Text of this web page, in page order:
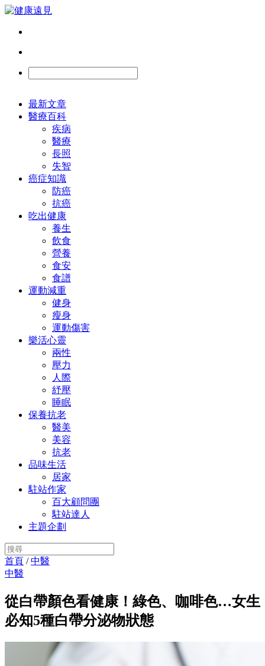
最新文章
醫療百科
疾病
醫療
長照
失智
癌症知識
防癌
抗癌
吃出健康
養生
飲食
營養
食安
食譜
運動減重
健身
瘦身
運動傷害
樂活心靈
兩性
壓力
人際
紓壓
睡眠
保養抗老
醫美
美容
抗老
品味生活
居家
駐站作家
百大顧問團
駐站達人
主題企劃
首頁 /中醫
中醫
從白帶顏色看健康！綠色、咖啡色…女生
必知5種白帶分泌物狀態